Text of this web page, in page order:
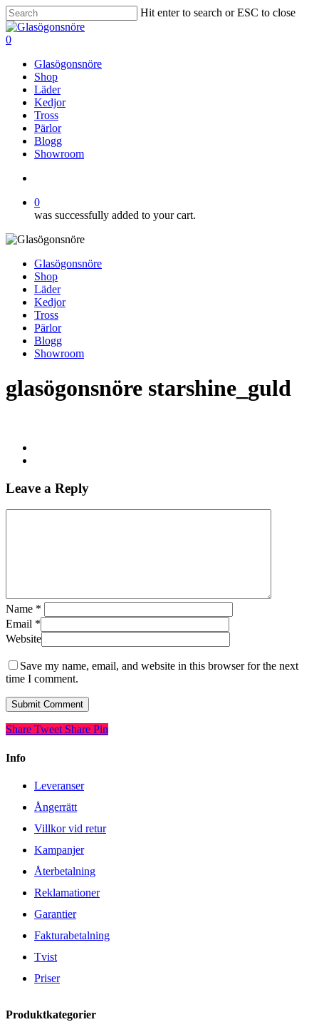
Skip
to
main
Hit enter to search or ESC to close
Close
Search
search
0
Glasögonsnöre
Shop
Läder
Kedjor
Tross
Pärlor
Blogg
Showroom
0
was successfully added to your cart.
Glasögonsnöre
Shop
Läder
Kedjor
Tross
Pärlor
Blogg
Showroom
glasögonsnöre starshine_guld
Leave a Reply
Name *
Email *
Website
Save my name, email, and website in this browser for the next
time I comment.
Share Tweet Share Pin
Info
Leveranser
Ångerrätt
Villkor vid retur
Kampanjer
Återbetalning
Reklamationer
Garantier
Fakturabetalning
Tvist
Priser
Produktkategorier